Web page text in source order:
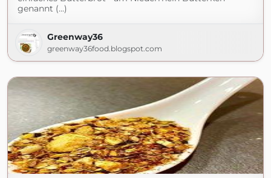
genannt (...)
Greenway36
greenway36food.blogspot.com